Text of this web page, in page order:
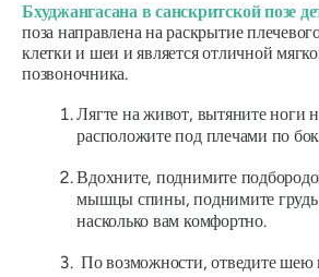
Бхуджангасана в санскритской позе
поза направлена ​​на раскрытие
клетки и шеи и является отличной
позвоночника.
Лягте на живот, вытяните ноги
расположите под плечами по
Вдохните, поднимите
мышцы спины, поднимите грудь
насколько вам комфортно.
По возможности, отведите шею